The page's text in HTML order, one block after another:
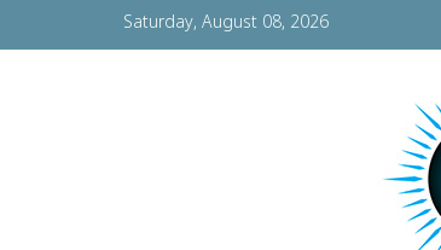
Saturday, August 08, 2026